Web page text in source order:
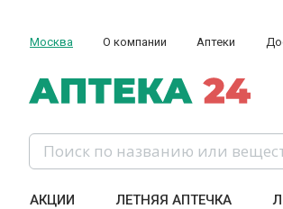
Москва О компании Аптеки
Поиск по названию или
АКЦИИ ЛЕТНЯЯ АПТЕЧКА